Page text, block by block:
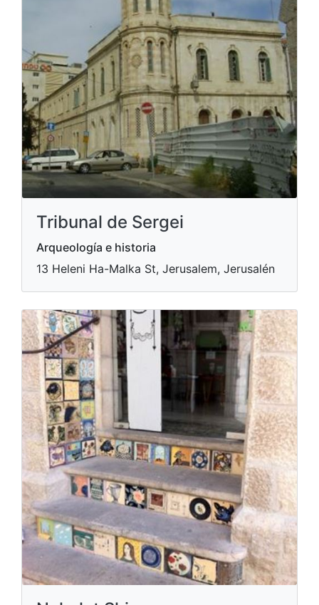
Tribunal de Sergei
Arqueología e historia
13 Heleni Ha-Malka St, Jerusalem, Jerusalén